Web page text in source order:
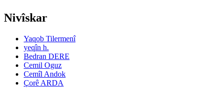
Nivîskar
Yaqob Tilermenî
yeqîn h.
Bedran DERE
Cemil Oguz
Cemîl Andok
Çorê ARDA